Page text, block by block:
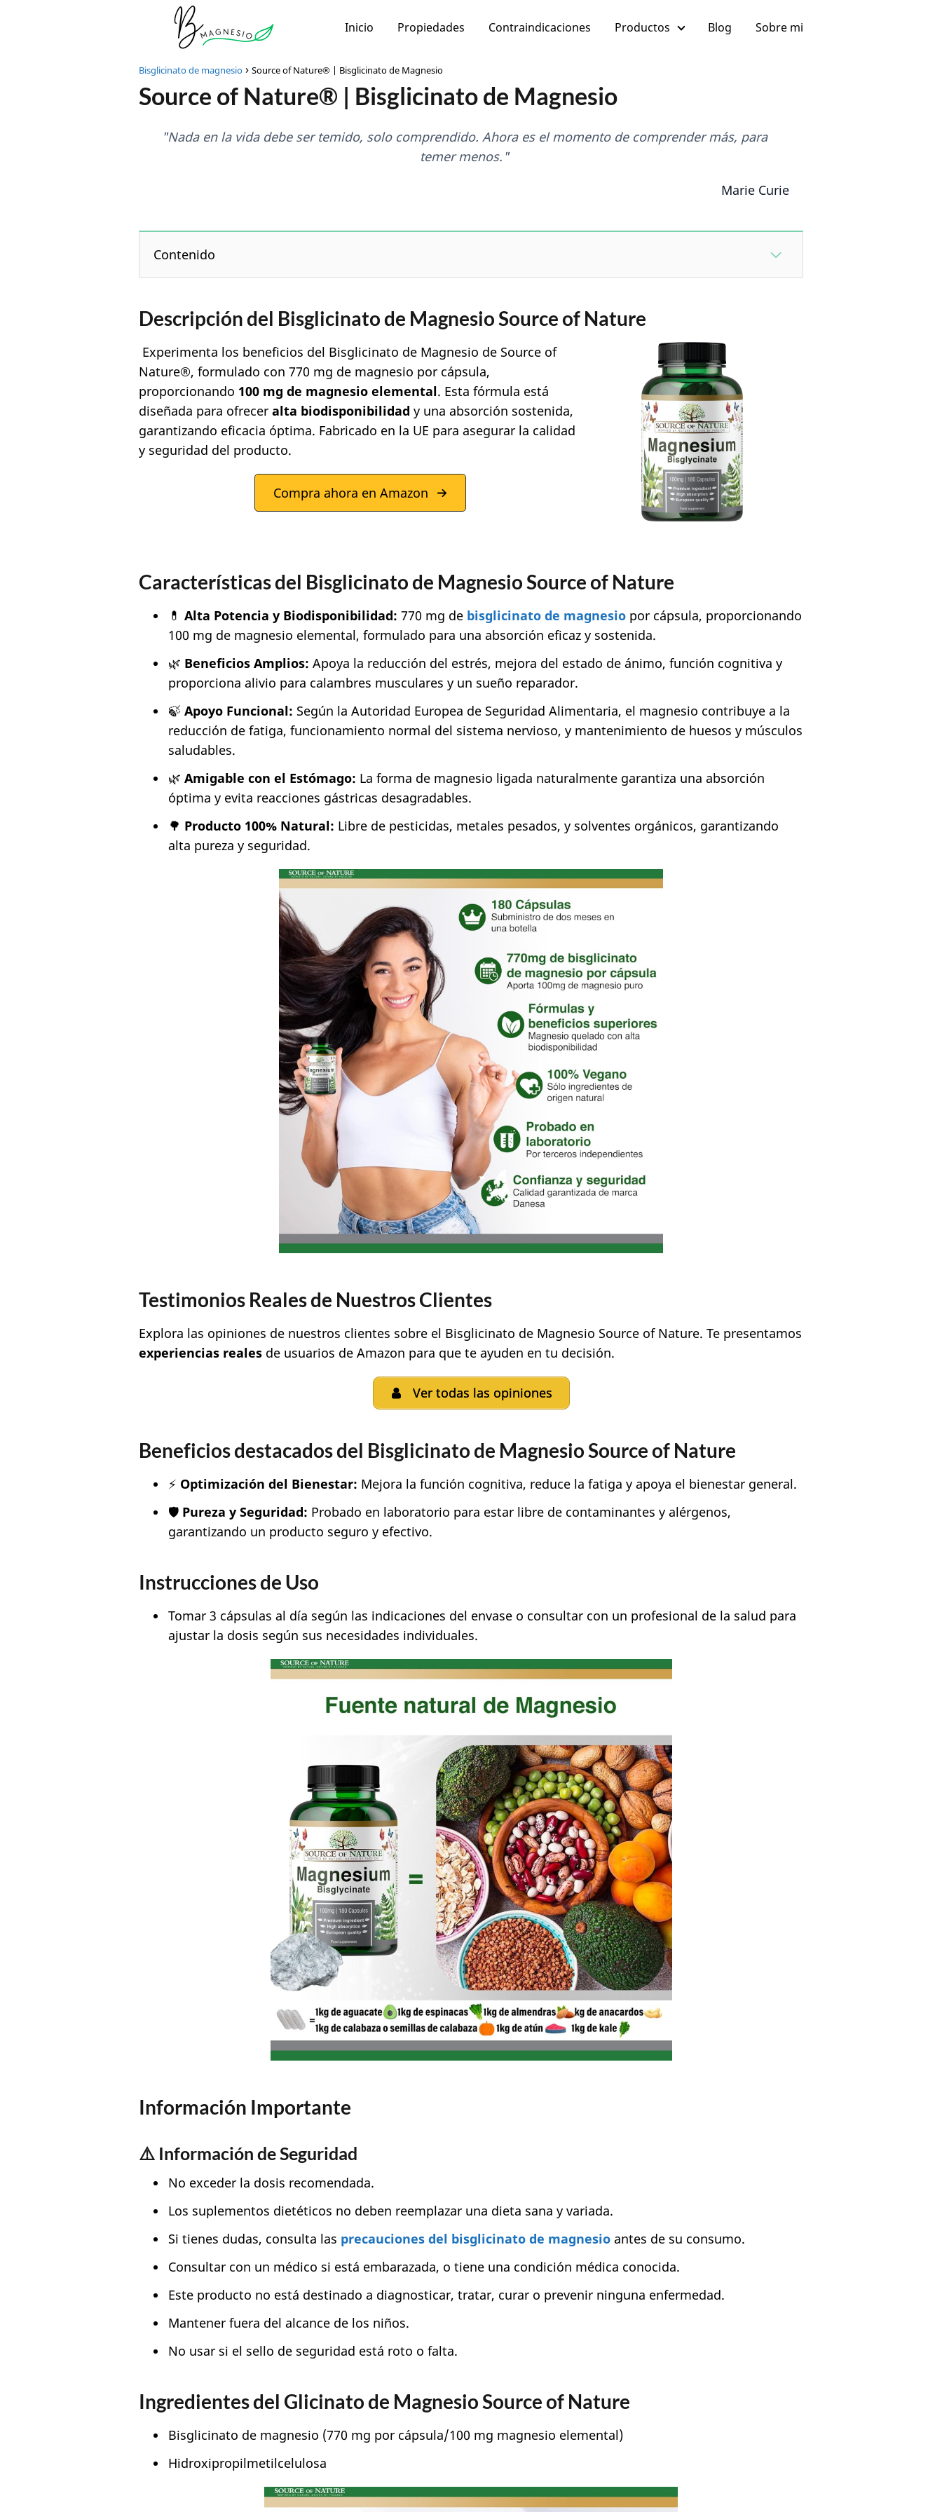
Inicio Propiedades Contraindicaciones Productos Blog Sobre mi
Bisglicinato de magnesio Source of Nature® | Bisglicinato de Magnesio
Source of Nature® | Bisglicinato de Magnesio
Marie Curie
"Nada en la vida debe ser temido, solo comprendido. Ahora es el momento de comprender más, para
temer menos."
Contenido
Descripción del Bisglicinato de Magnesio Source of Nature
Experimenta los beneficios del Bisglicinato de Magnesio de Source of
Nature®, formulado con 770 mg de magnesio por cápsula,
proporcionando 100 mg de magnesio elemental. Esta fórmula está
diseñada para ofrecer alta biodisponibilidad y una absorción sostenida,
garantizando eficacia óptima. Fabricado en la UE para asegurar la calidad
y seguridad del producto.
Compra ahora en Amazon
Características del Bisglicinato de Magnesio Source of Nature
💊 Alta Potencia y Biodisponibilidad: 770 mg de bisglicinato de magnesio por cápsula, proporcionando
100 mg de magnesio elemental, formulado para una absorción eficaz y sostenida.
🌿 Beneficios Amplios: Apoya la reducción del estrés, mejora del estado de ánimo, función cognitiva y
proporciona alivio para calambres musculares y un sueño reparador.
🍃 Apoyo Funcional: Según la Autoridad Europea de Seguridad Alimentaria, el magnesio contribuye a la
reducción de fatiga, funcionamiento normal del sistema nervioso, y mantenimiento de huesos y músculos
saludables.
🌿 Amigable con el Estómago: La forma de magnesio ligada naturalmente garantiza una absorción
óptima y evita reacciones gástricas desagradables.
🌳 Producto 100% Natural: Libre de pesticidas, metales pesados, y solventes orgánicos, garantizando
alta pureza y seguridad.
Testimonios Reales de Nuestros Clientes
Explora las opiniones de nuestros clientes sobre el Bisglicinato de Magnesio Source of Nature. Te presentamos
experiencias reales de usuarios de Amazon para que te ayuden en tu decisión.
Ver todas las opiniones
Beneficios destacados del Bisglicinato de Magnesio Source of Nature
⚡ Optimización del Bienestar: Mejora la función cognitiva, reduce la fatiga y apoya el bienestar general.
🛡️ Pureza y Seguridad: Probado en laboratorio para estar libre de contaminantes y alérgenos,
garantizando un producto seguro y efectivo.
Instrucciones de Uso
Tomar 3 cápsulas al día según las indicaciones del envase o consultar con un profesional de la salud para
ajustar la dosis según sus necesidades individuales.
Información Importante
⚠️ Información de Seguridad
No exceder la dosis recomendada.
Los suplementos dietéticos no deben reemplazar una dieta sana y variada.
Si tienes dudas, consulta las precauciones del bisglicinato de magnesio antes de su consumo.
Consultar con un médico si está embarazada, o tiene una condición médica conocida.
Este producto no está destinado a diagnosticar, tratar, curar o prevenir ninguna enfermedad.
Mantener fuera del alcance de los niños.
No usar si el sello de seguridad está roto o falta.
Ingredientes del Glicinato de Magnesio Source of Nature
Bisglicinato de magnesio (770 mg por cápsula/100 mg magnesio elemental)
Hidroxipropilmetilcelulosa